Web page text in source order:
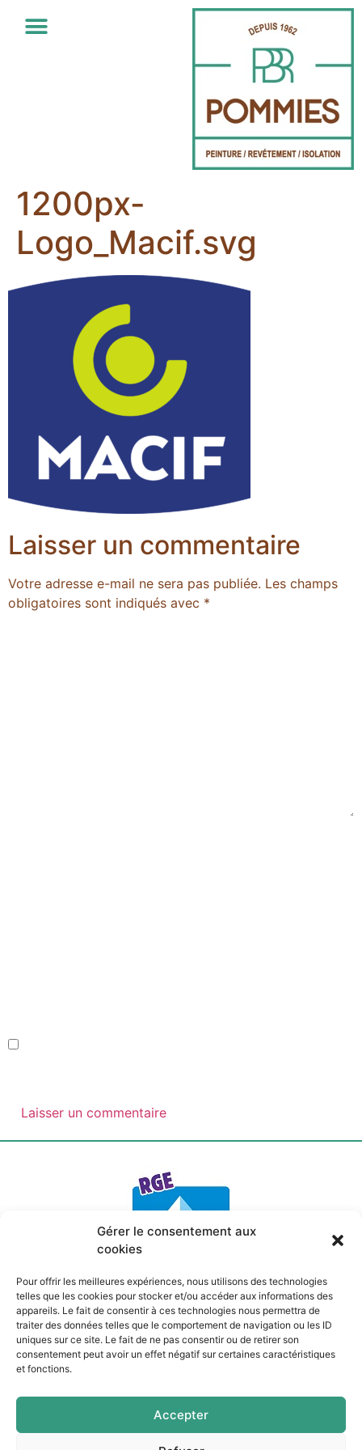
Gérer le consentement aux
cookies
Pour offrir les meilleures expériences, nous utilisons des technologies
telles que les cookies pour stocker et/ou accéder aux informations des
appareils. Le fait de consentir à ces technologies nous permettra de
traiter des données telles que le comportement de navigation ou les ID
uniques sur ce site. Le fait de ne pas consentir ou de retirer son
consentement peut avoir un effet négatif sur certaines caractéristiques
et fonctions.
Accepter
1200px-
Logo_Macif.svg
Laisser un commentaire
Votre adresse e-mail ne sera pas publiée. Les champs
obligatoires sont indiqués avec *
Mentions légales
Politique de confidentialité
Politique de cookies
Site internet parQuin té ba ?à Pau
Pau